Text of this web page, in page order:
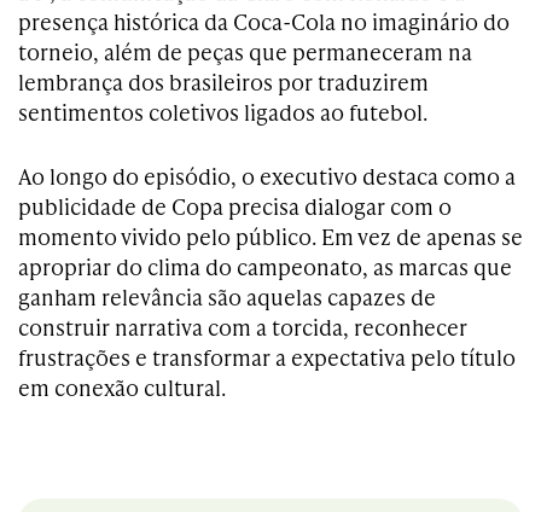
presença histórica da Coca-Cola no imaginário do
torneio, além de peças que permaneceram na
lembrança dos brasileiros por traduzirem
sentimentos coletivos ligados ao futebol.
Ao longo do episódio, o executivo destaca como a
publicidade de Copa precisa dialogar com o
momento vivido pelo público. Em vez de apenas se
apropriar do clima do campeonato, as marcas que
ganham relevância são aquelas capazes de
construir narrativa com a torcida, reconhecer
frustrações e transformar a expectativa pelo título
em conexão cultural.